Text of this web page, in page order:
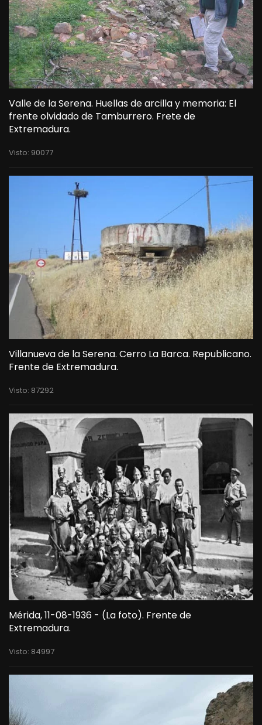
Valle de la Serena. Huellas de arcilla y memoria: El
frente olvidado de Tamburrero. Frete de
Extremadura.
Visto: 90077
Villanueva de la Serena. Cerro La Barca. Republicano.
Frente de Extremadura.
Visto: 87292
Mérida, 11-08-1936 - (La foto). Frente de
Extremadura.
Visto: 84997